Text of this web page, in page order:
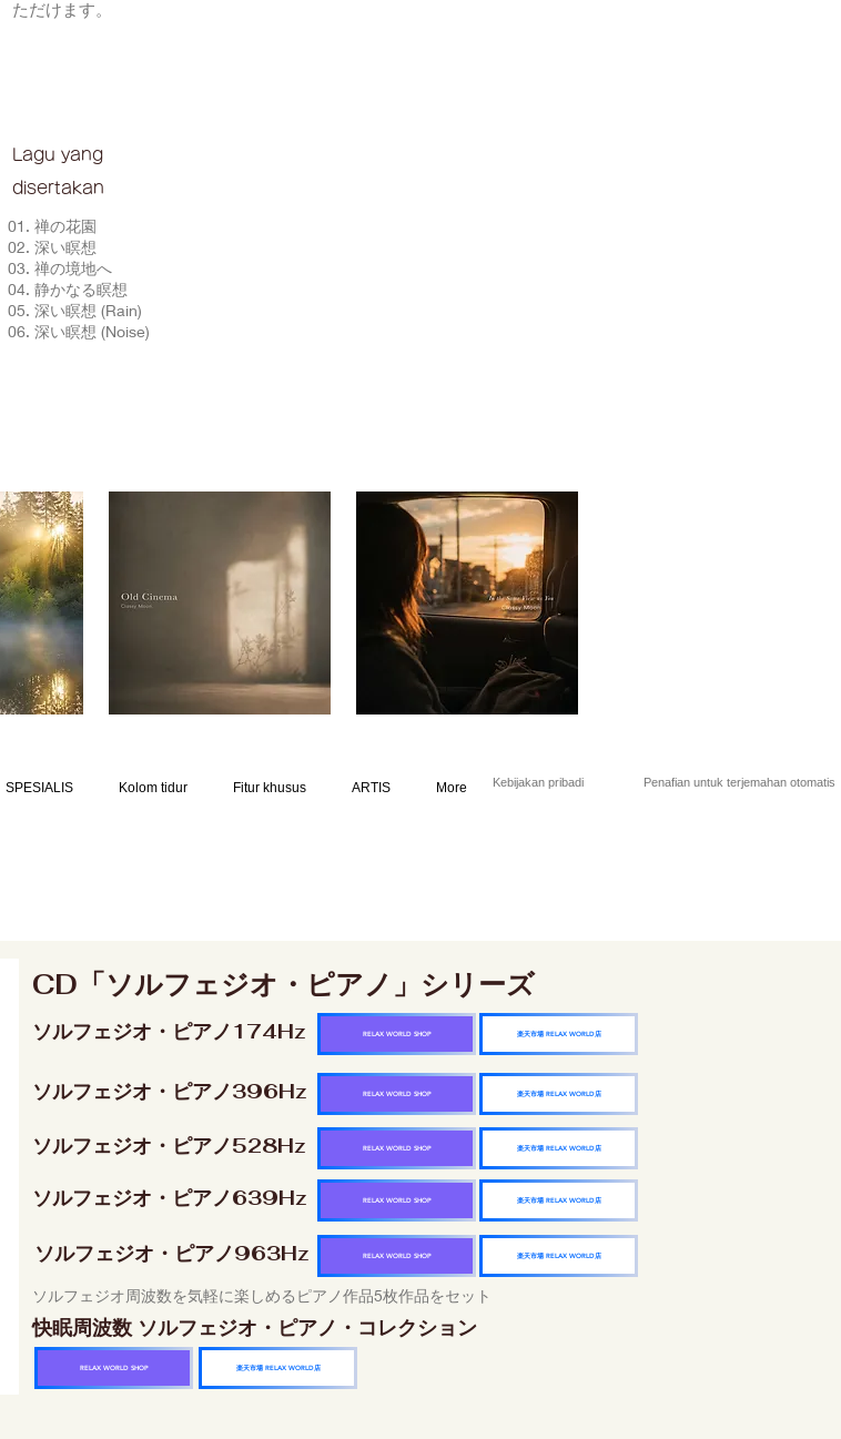
ただけます。
Lagu yang
disertakan
01. 禅の花園
02. 深い瞑想
03. 禅の境地へ
04. 静かなる瞑想
05. 深い瞑想 (Rain)
06. 深い瞑想 (Noise)
SPESIALIS Kolom tidur Fitur khusus ARTIS More Kebijakan pribadi Penafian untuk terjemahan otomatis
CD「ソルフェジオ・ピアノ」シリーズ
ソルフェジオ・ピアノ174Hz 楽天市場 RELAX WORLD店
RELAX WORLD SHOP
ソルフェジオ・ピアノ396Hz 楽天市場 RELAX WORLD店
RELAX WORLD SHOP
ソルフェジオ・ピアノ528Hz 楽天市場 RELAX WORLD店
RELAX WORLD SHOP
ソルフェジオ・ピアノ639Hz 楽天市場 RELAX WORLD店
RELAX WORLD SHOP
ソルフェジオ・ピアノ963Hz 楽天市場 RELAX WORLD店
RELAX WORLD SHOP
ソルフェジオ周波数を気軽に楽しめるピアノ作品5枚作品をセット
快眠周波数 ソルフェジオ・ピアノ・コレクション
RELAX WORLD SHOP 楽天市場 RELAX WORLD店